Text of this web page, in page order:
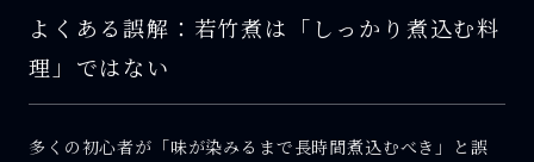
よくある誤解：若竹煮は「しっかり煮込む料
理」ではない
多くの初心者が「味が染みるまで長時間煮込むべき」と誤